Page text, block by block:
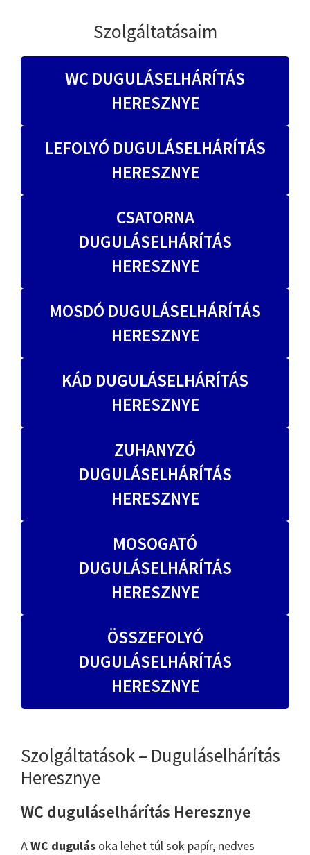
Szolgáltatásaim
WC DUGULÁSELHÁRÍTÁS
HERESZNYE
LEFOLYÓ DUGULÁSELHÁRÍTÁS
HERESZNYE
CSATORNA
DUGULÁSELHÁRÍTÁS
HERESZNYE
MOSDÓ DUGULÁSELHÁRÍTÁS
HERESZNYE
KÁD DUGULÁSELHÁRÍTÁS
HERESZNYE
ZUHANYZÓ
DUGULÁSELHÁRÍTÁS
HERESZNYE
MOSOGATÓ
DUGULÁSELHÁRÍTÁS
HERESZNYE
ÖSSZEFOLYÓ
DUGULÁSELHÁRÍTÁS
HERESZNYE
Szolgáltatások – Duguláselhárítás
Heresznye
WC duguláselhárítás Heresznye
AWC dugulás oka lehet túl sok papír, nedves